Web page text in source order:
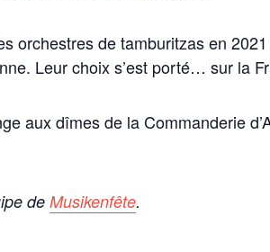
orchestres de tamburitzas en
Leur choix s’est porté… sur la
aux dîmes de la Commanderie
de Musikenfête.